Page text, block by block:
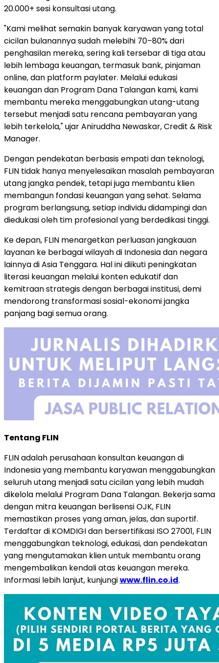
20.000+ sesi konsultasi utang.
"Kami melihat semakin banyak karyawan yang total
cicilan bulanannya sudah melebihi 70–80% dari
penghasilan mereka, sering kali tersebar di tiga atau
lebih lembaga keuangan, termasuk bank, pinjaman
online, dan platform paylater. Melalui edukasi
keuangan dan Program Dana Talangan kami, kami
membantu mereka menggabungkan utang-utang
tersebut menjadi satu rencana pembayaran yang
lebih terkelola," ujar Aniruddha Newaskar, Credit & Risk
Manager.
Dengan pendekatan berbasis empati dan teknologi,
FLIN tidak hanya menyelesaikan masalah pembayaran
utang jangka pendek, tetapi juga membantu klien
membangun fondasi keuangan yang sehat. Selama
program berlangsung, setiap individu didampingi dan
diedukasi oleh tim profesional yang berdedikasi tinggi.
Ke depan, FLIN menargetkan perluasan jangkauan
layanan ke berbagai wilayah di Indonesia dan negara
lainnya di Asia Tenggara. Hal ini diikuti peningkatan
literasi keuangan melalui konten edukatif dan
kemitraan strategis dengan berbagai institusi, demi
mendorong transformasi sosial-ekonomi jangka
panjang bagi semua orang.
Tentang FLIN
FLIN adalah perusahaan konsultan keuangan di
Indonesia yang membantu karyawan menggabungkan
seluruh utang menjadi satu cicilan yang lebih mudah
dikelola melalui Program Dana Talangan. Bekerja sama
dengan mitra keuangan berlisensi OJK, FLIN
memastikan proses yang aman, jelas, dan suportif.
Terdaftar di KOMDIGI dan bersertifikasi ISO 27001, FLIN
menggabungkan teknologi, edukasi, dan pendekatan
yang mengutamakan klien untuk membantu orang
mengembalikan kendali atas keuangan mereka.
Informasi lebih lanjut, kunjungiwww.flin.co.id.